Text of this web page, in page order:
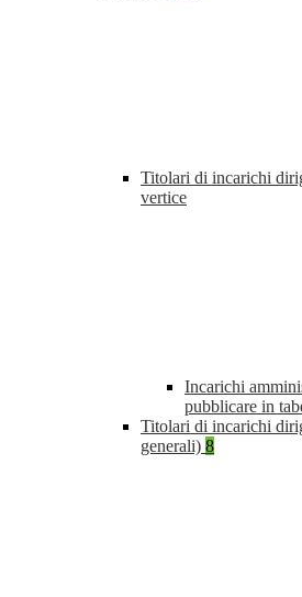
Titolari di incarichi
vertice
Incarichi
pubblicare in
Titolari di incarichi
generali) 8